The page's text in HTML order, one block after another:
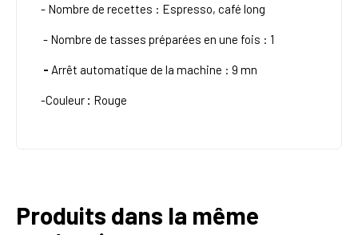
- Nombre de recettes : Espresso, café long
- Nombre de tasses préparées en une fois : 1
- Arrêt automatique de la machine : 9 mn
-Couleur : Rouge
Produits dans la même